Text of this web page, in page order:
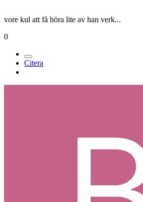
vore kul att få höra lite av han verk...
0
Citera